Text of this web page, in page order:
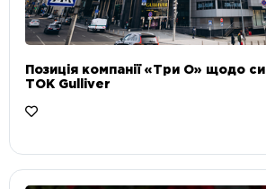
Позиція компанії «Три О» щодо
ТОК Gulliver